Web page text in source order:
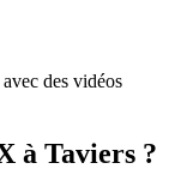
des vidéos
à Taviers ?